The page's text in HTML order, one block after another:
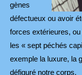
gènes
défectueux ou avoir
forces extérieures,
les « sept péchés
exemple la luxure, la
défiguré notre corps.